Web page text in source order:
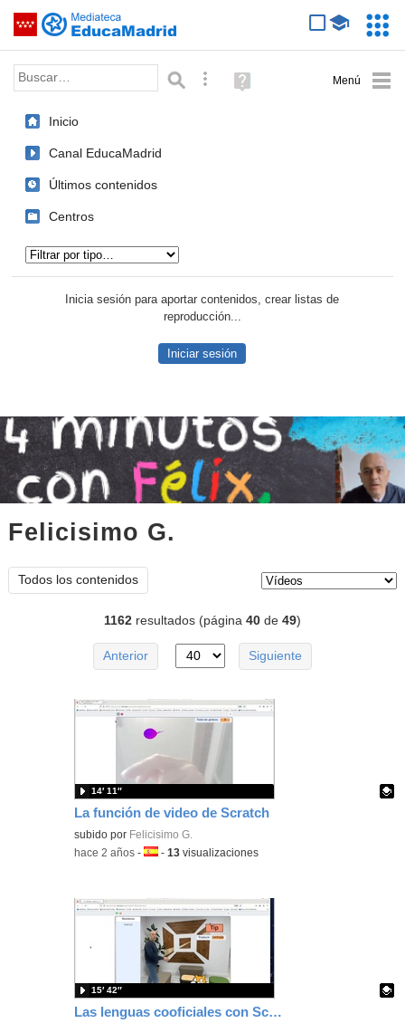
Saltar navegación
Palabra o frase: Búsqueda avanzada
Ayuda
(en
Inicio
Canal EducaMadrid
Últimos contenidos
Centros
Inicia sesión para aportar contenidos, crear listas de
reproducción...
Iniciar sesión
Felicisimo G.
Todos los contenidos
1162resultados (página 40de 49)
Anterior Siguiente
La función de video de Scratch
Contenido educativo.
subido por Felicisimo G.
14′ 11″
-hace 2 años -Idioma:
-13 visualizaciones
Las lenguas cooficiales con Scratch
15′ 42″